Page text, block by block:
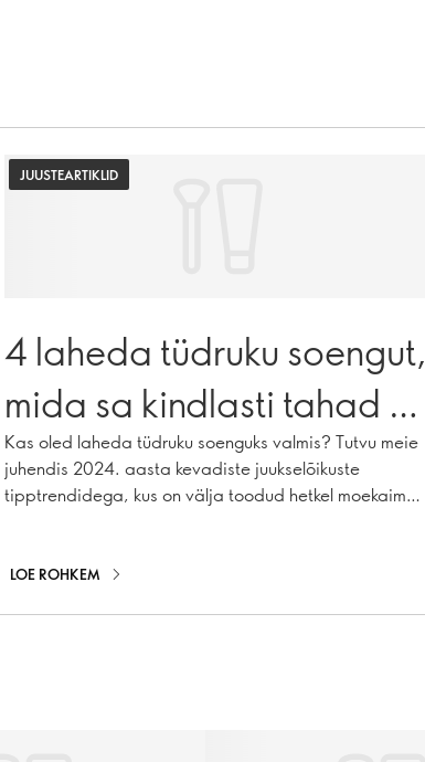
JUUSTEARTIKLID
4 laheda tüdruku soengut,
mida sa kindlasti tahad sel
kevadel proovida
Kas oled laheda tüdruku soenguks valmis? Tutvu meie
juhendis 2024. aasta kevadiste juukselõikuste
tipptrendidega, kus on välja toodud hetkel moekaim
LOE ROHKEM